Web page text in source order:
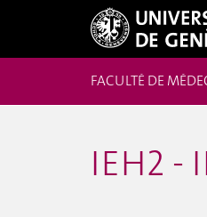
FACULTÉ DE
IEH2 -